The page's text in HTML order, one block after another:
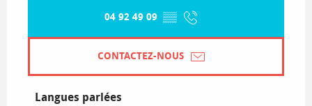
04 92 49 09 ▒▒
CONTACTEZ-NOUS
Langues parlées
Langues parlées